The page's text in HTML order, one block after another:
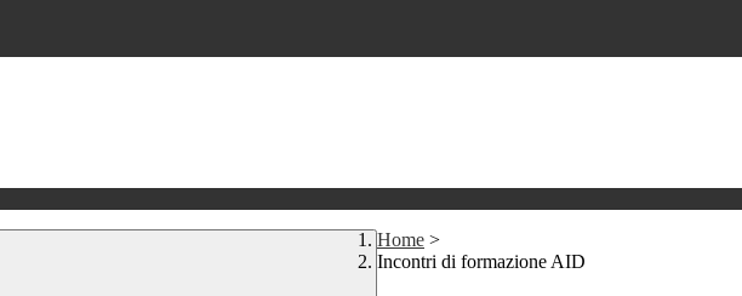
Home >
Incontri di formazione AID